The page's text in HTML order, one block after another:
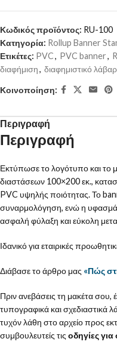
Κωδικός προϊόντος: RU-100
Κατηγορία: Rollup Banner
Ετικέτες: PVC, PVC banner,
διαφήμιση, διαφημιστικό
Κοινοποίηση:
Περιγραφή
Περιγραφή
Εκτύπωσε το λογότυπο και
διαστάσεων 100×200 εκ.,
PVC υψηλής ποιότητας. Το
συναρμολόγηση, ενώ η
ασφαλή φύλαξη και εύκολη
Ιδανικό για εταιρικές
Διάβασε το άρθρο μας «Πώς
Πριν ανεβάσεις τη μακέτα σου,
τυπογραφικά και σχεδιαστικά
τυχόν λάθη στο αρχείο προς
συμβουλευτείς τις οδηγίες